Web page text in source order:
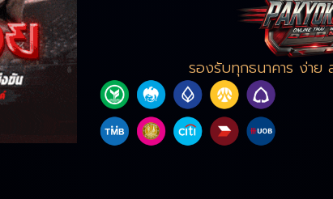
รองรับทุกธนาคาร ง่าย